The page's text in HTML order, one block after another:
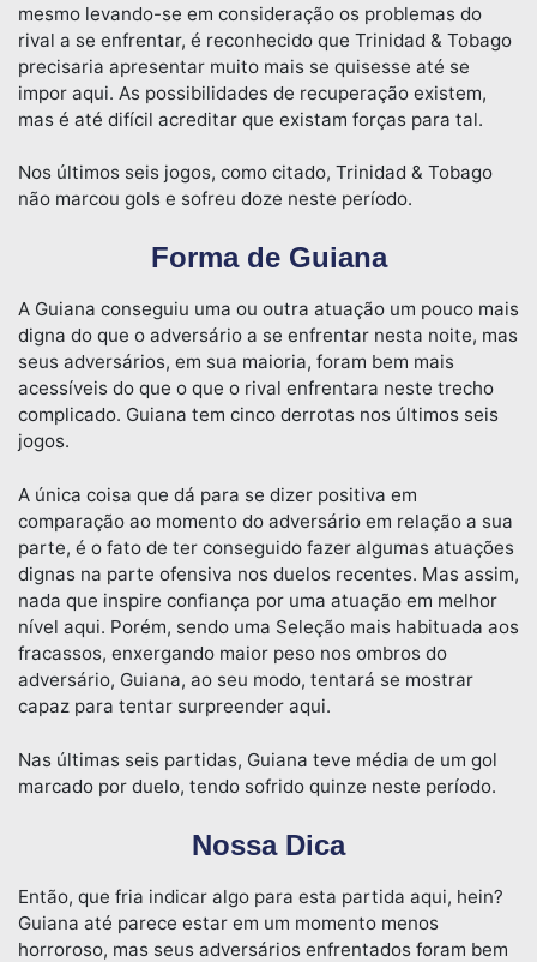
mesmo levando-se em consideração os problemas do
rival a se enfrentar, é reconhecido que Trinidad & Tobago
precisaria apresentar muito mais se quisesse até se
impor aqui. As possibilidades de recuperação existem,
mas é até difícil acreditar que existam forças para tal.
Nos últimos seis jogos, como citado, Trinidad & Tobago
não marcou gols e sofreu doze neste período.
Forma de Guiana
A Guiana conseguiu uma ou outra atuação um pouco mais
digna do que o adversário a se enfrentar nesta noite, mas
seus adversários, em sua maioria, foram bem mais
acessíveis do que o que o rival enfrentara neste trecho
complicado. Guiana tem cinco derrotas nos últimos seis
jogos.
A única coisa que dá para se dizer positiva em
comparação ao momento do adversário em relação a sua
parte, é o fato de ter conseguido fazer algumas atuações
dignas na parte ofensiva nos duelos recentes. Mas assim,
nada que inspire confiança por uma atuação em melhor
nível aqui. Porém, sendo uma Seleção mais habituada aos
fracassos, enxergando maior peso nos ombros do
adversário, Guiana, ao seu modo, tentará se mostrar
capaz para tentar surpreender aqui.
Nas últimas seis partidas, Guiana teve média de um gol
marcado por duelo, tendo sofrido quinze neste período.
Nossa Dica
Então, que fria indicar algo para esta partida aqui, hein?
Guiana até parece estar em um momento menos
horroroso, mas seus adversários enfrentados foram bem